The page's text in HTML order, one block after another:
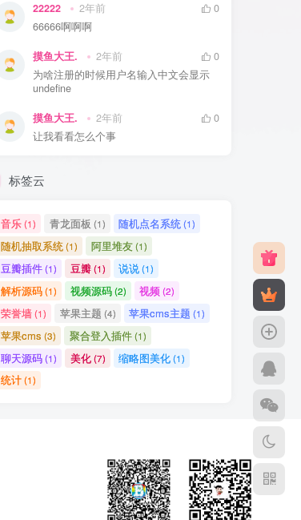
22222 2年前
0
66666啊啊啊
摸鱼大王. 2年前
0
为啥注册的时候用户名输入中文会显示
undefine
摸鱼大王. 2年前
0
让我看看怎么个事
标签云
音乐(1) 青龙面板 (1) 随机点名系统(1)
随机抽取系统(1) 阿里堆友(1)
豆瓣插件(1) 豆瓣(1) 说说(1)
解析源码(1) 视频源码(2) 视频(2)
荣誉墙(1) 苹果主题 (4) 苹果cms主题 (1)
苹果cms (3) 聚合登入插件(1)
聊天源码(1) 美化(7) 缩略图美化(1)
统计(1)